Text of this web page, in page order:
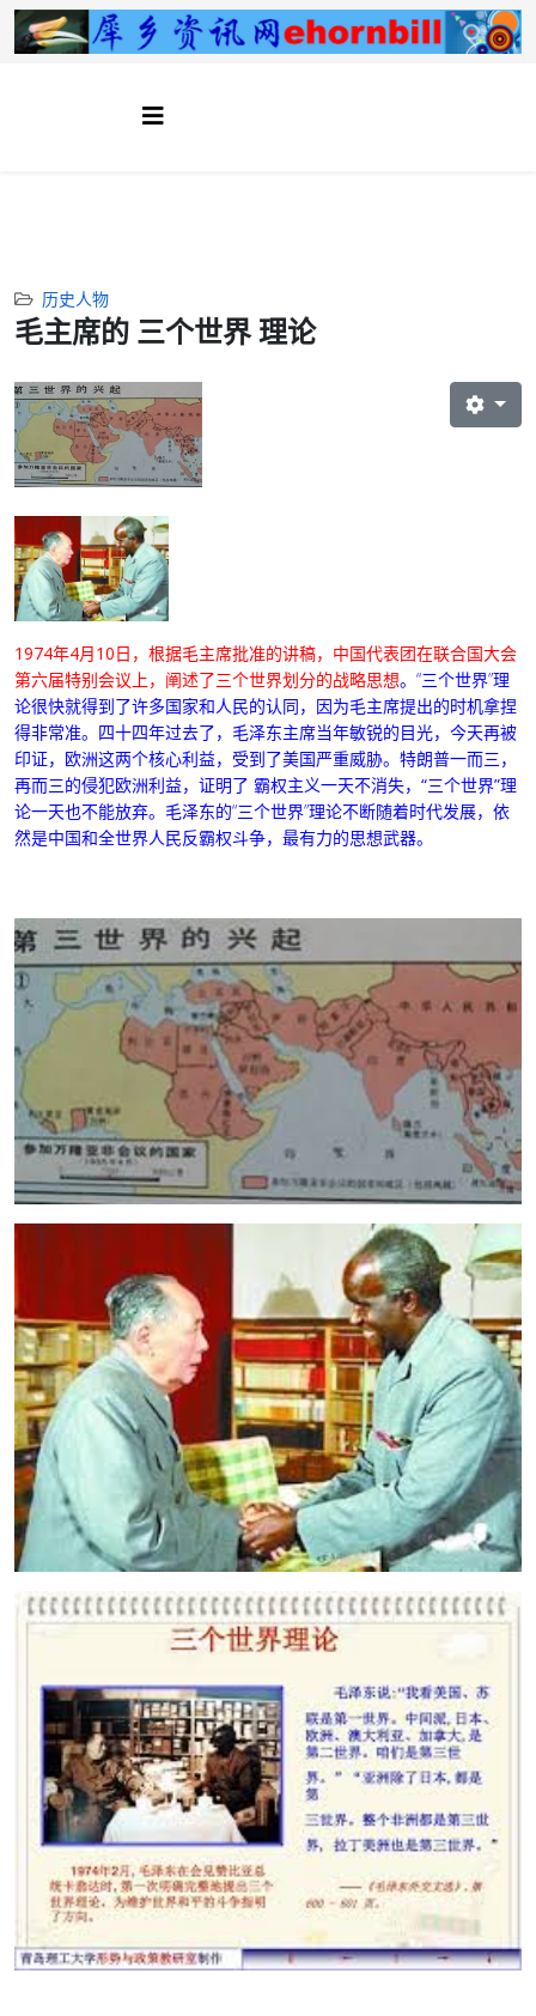
历史人物
毛主席的 三个世界 理论
1974年4月10日，根据毛主席批准的讲稿，中国代表团在联合国大会
第六届特别会议上，阐述了三个世界划分的战略思想。“三个世界”理
论很快就得到了许多国家和人民的认同，因为毛主席提出的时机拿捏
得非常准。 四十四年过去了，毛泽东主席当年敏锐的目光，今天再被
印证，欧洲这两个核心利益，受到了美国严重威胁。特朗普一而三，
再而三的侵犯欧洲利益，证明了 霸权主义一天不消失，“三个世界”理
论一天也不能放弃。 毛泽东的“三个世界”理论不断随着时代发展，依
然是中国和全世界人民反霸权斗争，最有力的思想武器。